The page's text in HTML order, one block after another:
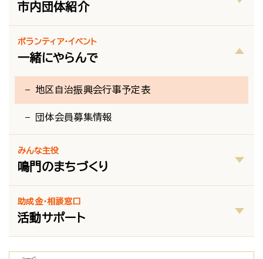
市内団体紹介
ボランティア・イベント
一緒にやらんで
地区自治振興会行事予定表
団体会員募集情報
みんな主役
鳴門のまちづくり
助成金・相談窓口
活動サポート